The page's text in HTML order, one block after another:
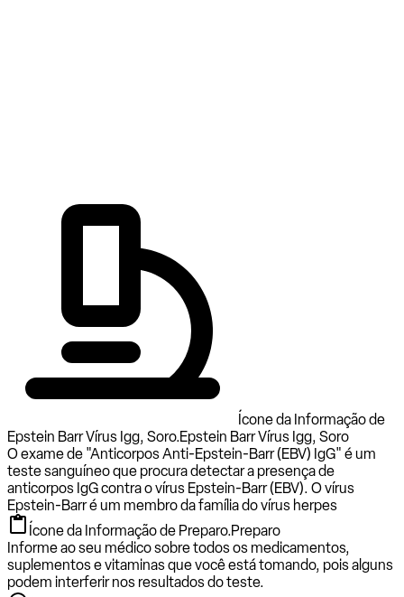
Ícone da Informação de
Epstein Barr Vírus Igg, Soro.Epstein Barr Vírus Igg, Soro
O exame de "Anticorpos Anti-Epstein-Barr (EBV) IgG" é um
teste sanguíneo que procura detectar a presença de
anticorpos IgG contra o vírus Epstein-Barr (EBV). O vírus
Epstein-Barr é um membro da família do vírus herpes
Ícone da Informação de Preparo.Preparo
Informe ao seu médico sobre todos os medicamentos,
suplementos e vitaminas que você está tomando, pois alguns
podem interferir nos resultados do teste.